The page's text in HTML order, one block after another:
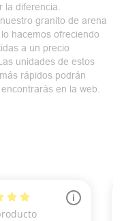
diferencia.
granito de arena
hacemos ofreciendo
a un precio
unidades de estos
rápidos podrán
en la web.